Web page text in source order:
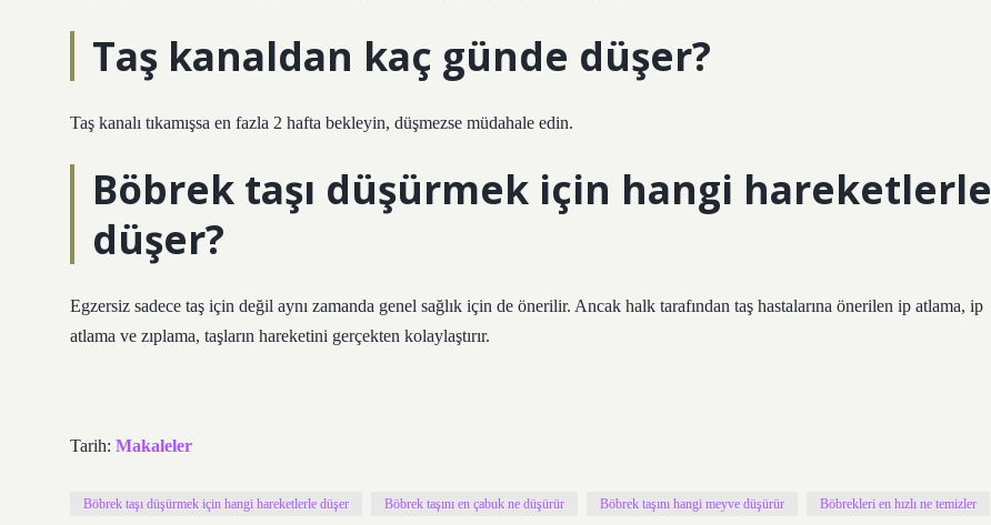
Taş kanaldan kaç günde düşer?
Taş kanalı tıkamışsa en fazla 2 hafta bekleyin, düşmezse müdahale edin.
Böbrek taşı düşürmek için hangi hareketlerle
düşer?
Egzersiz sadece taş için değil aynı zamanda genel sağlık için de önerilir. Ancak halk tarafından taş hastalarına önerilen ip atlama, ip
atlama ve zıplama, taşların hareketini gerçekten kolaylaştırır.
Tarih: Makaleler
Böbrek taşı düşürmek için hangi hareketlerle düşer Böbrek taşını en çabuk ne düşürür Böbrek taşını hangi meyve düşürür Böbrekleri en hızlı ne temizler